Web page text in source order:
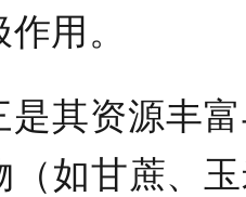
用。
是其资源丰
（如甘蔗、